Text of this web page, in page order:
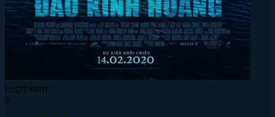
Lượt xem:
2